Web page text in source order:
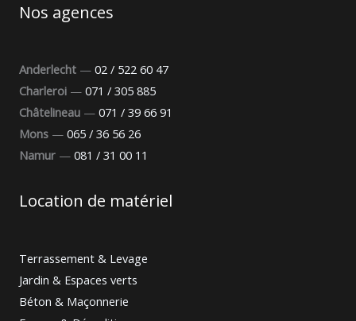
Nos agences
Anderlecht — 02 / 522 60 47
Charleroi — 071 / 305 885
Châtelineau — 071 / 39 66 91
Mons — 065 / 36 56 26
Namur — 081 / 31 00 11
Location de matériel
Terrassement & Levage
Jardin & Espaces verts
Béton & Maçonnerie